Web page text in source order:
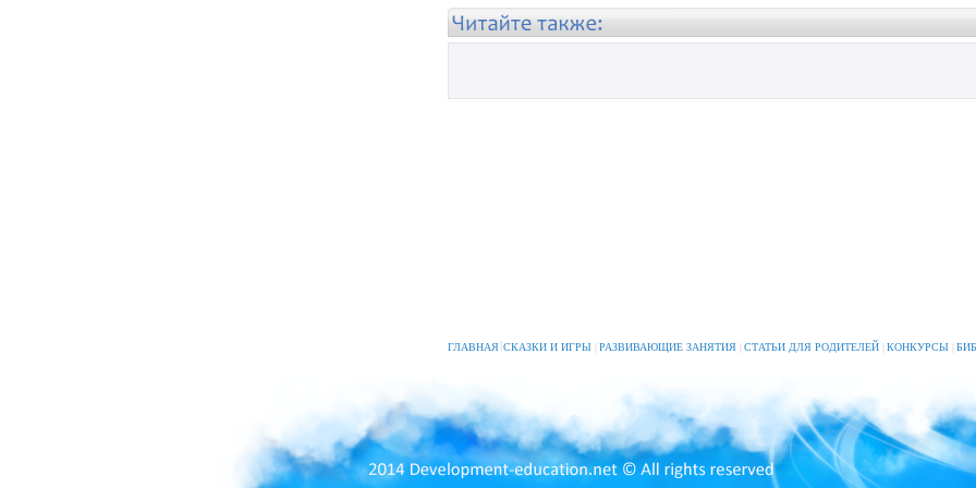
ГЛАВНАЯ СКАЗКИ И ИГРЫ РАЗВИВАЮЩИЕ ЗАНЯТИЯ СТАТЬИ ДЛЯ РОДИТЕЛЕЙ КОНКУРСЫ